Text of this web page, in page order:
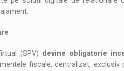
(SPV) devine obligatorie
fiscale, centralizat, exclusiv